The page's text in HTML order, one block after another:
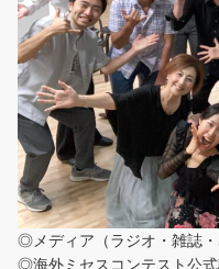
◎メディア（ラジオ・雑誌・
◎海外ミセスコンテスト公